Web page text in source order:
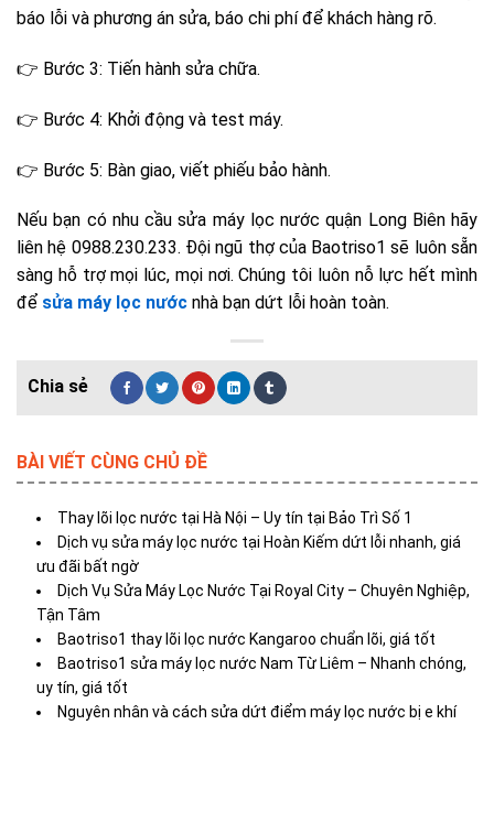
báo lỗi và phương án sửa, báo chi phí để khách hàng rõ.
👉 Bước 3: Tiến hành sửa chữa.
👉 Bước 4: Khởi động và test máy.
👉 Bước 5: Bàn giao, viết phiếu bảo hành.
Nếu bạn có nhu cầu sửa máy lọc nước quận Long Biên hãy
liên hệ 0988.230.233. Đội ngũ thợ của Baotriso1 sẽ luôn sẵn
sàng hỗ trợ mọi lúc, mọi nơi. Chúng tôi luôn nỗ lực hết mình
để sửa máy lọc nước nhà bạn dứt lỗi hoàn toàn.
BÀI VIẾT CÙNG CHỦ ĐỀ
Thay lõi lọc nước tại Hà Nội – Uy tín tại Bảo Trì Số 1
Dịch vụ sửa máy lọc nước tại Hoàn Kiếm dứt lỗi nhanh, giá
ưu đãi bất ngờ
Dịch Vụ Sửa Máy Lọc Nước Tại Royal City – Chuyên Nghiệp,
Tận Tâm
Baotriso1 thay lõi lọc nước Kangaroo chuẩn lõi, giá tốt
Baotriso1 sửa máy lọc nước Nam Từ Liêm – Nhanh chóng,
uy tín, giá tốt
Nguyên nhân và cách sửa dứt điểm máy lọc nước bị e khí